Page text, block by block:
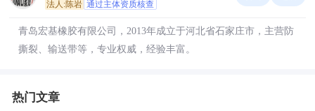
法人:陈岩 通过主体资质核查
青岛宏基橡胶有限公司，2013年成立于河北省石家庄市，主营防
撕裂、输送带等，专业权威，经验丰富。
热门文章